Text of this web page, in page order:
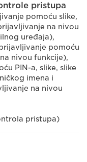
pristupa
pomoću slike,
na nivou
uređaja),
pomoću
nivou funkcije),
PIN-a, slike, slike
imena i
na nivou
pristupa)